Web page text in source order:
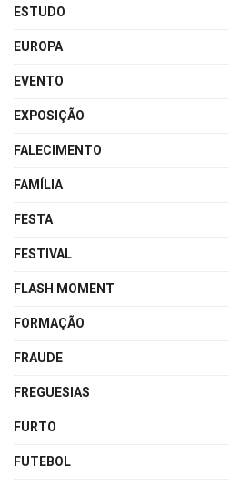
ESTUDO
EUROPA
EVENTO
EXPOSIÇÃO
FALECIMENTO
FAMÍLIA
FESTA
FESTIVAL
FLASH MOMENT
FORMAÇÃO
FRAUDE
FREGUESIAS
FURTO
FUTEBOL